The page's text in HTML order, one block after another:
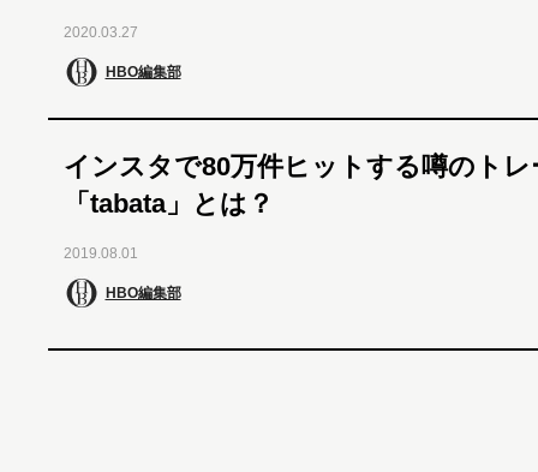
2020.03.27
HBO編集部
インスタで80万件ヒットする噂のト
「tabata」とは？
2019.08.01
HBO編集部